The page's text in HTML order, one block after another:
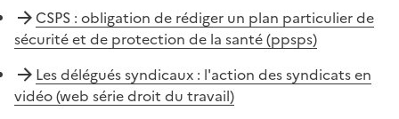
CSPS : obligation de rédiger un plan particulier de
sécurité et de protection de la santé (ppsps)
Les délégués syndicaux : l'action des syndicats en
vidéo (web série droit du travail)